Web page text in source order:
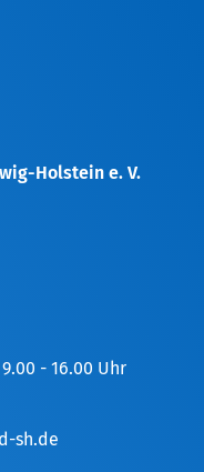
Holstein e. V.
- 16.00 Uhr
sh.de